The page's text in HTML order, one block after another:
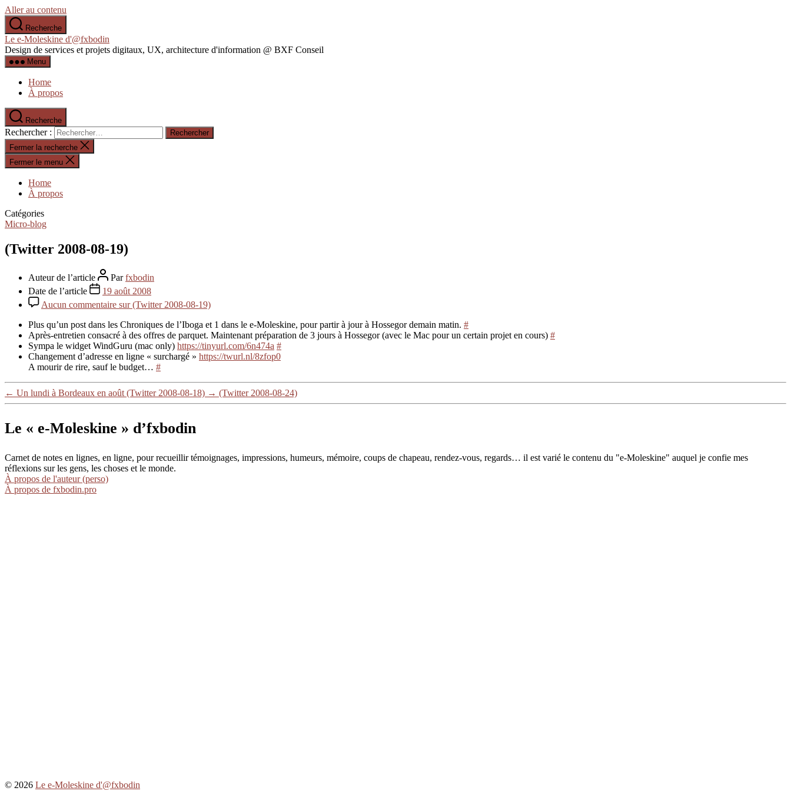
Aller au contenu
Recherche
Le e-Moleskine d'@fxbodin
Design de services et projets digitaux, UX, architecture d'information @ BXF Conseil
Menu
Home
À propos
Recherche
Rechercher :
Fermer la recherche
Fermer le menu
Home
À propos
Catégories
Micro-blog
(Twitter 2008-08-19)
Auteur de l’article Parfxbodin
Date de l’article
19 août 2008
Aucun commentaire sur (Twitter 2008-08-19)
Plus qu’un post dans les Chroniques de l’Iboga et 1 dans le e-Moleskine, pour partir à jour à Hossegor demain matin. #
Après-entretien consacré à des offres de parquet. Maintenant préparation de 3 jours à Hossegor (avec le Mac pour un certain projet en cours) #
Sympa le widget WindGuru (mac only) https://tinyurl.com/6n474a #
Changement d’adresse en ligne « surchargé » https://twurl.nl/8zfop0
A mourir de rire, sauf le budget… #
← Un lundi à Bordeaux en août (Twitter 2008-08-18) → (Twitter 2008-08-24)
Le « e-Moleskine » d’fxbodin
Carnet de notes en lignes, en ligne, pour recueillir témoignages, impressions, humeurs, mémoire, coups de chapeau, rendez-vous, regards… il est varié le contenu du "e-Moleskine" auquel je confie mes
réflexions sur les gens, les choses et le monde.
À propos de l'auteur (perso)
À propos de fxbodin.pro
© 2026 Le e-Moleskine d'@fxbodin